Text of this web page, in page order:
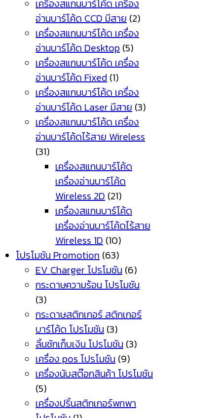
เครื่องสแกนบาร์โค้ด เครื่อง
อ่านบาร์โค้ด CCD มีสาย (2)
เครื่องสแกนบาร์โค้ด เครื่อง
อ่านบาร์โค้ด Desktop (5)
เครื่องสแกนบาร์โค้ด เครื่อง
อ่านบาร์โค้ด Fixed (1)
เครื่องสแกนบาร์โค้ด เครื่อง
อ่านบาร์โค้ด Laser มีสาย (3)
เครื่องสแกนบาร์โค้ด เครื่อง
อ่านบาร์โค้ดไร้สาย Wireless
(31)
เครื่องสแกนบาร์โค้ด
เครื่องอ่านบาร์โค้ด
Wireless 2D (21)
เครื่องสแกนบาร์โค้ด
เครื่องอ่านบาร์โค้ดไร้สาย
Wireless 1D (10)
โปรโมชัน Promotion (63)
EV Charger โปรโมชัน (6)
กระดาษความร้อน โปรโมชัน
(3)
กระดาษสติกเกอร์ สติกเกอร์
บาร์โค้ด โปรโมชัน (3)
ลิ้นชักเก็บเงิน โปรโมชัน (3)
เครื่อง pos โปรโมชัน (9)
เครื่องนับสต๊อกสินค้า โปรโมชัน
(5)
เครื่องปริ้นสติกเกอร์พกพา